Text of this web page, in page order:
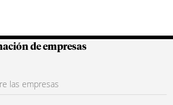
Colombianas
de empresas